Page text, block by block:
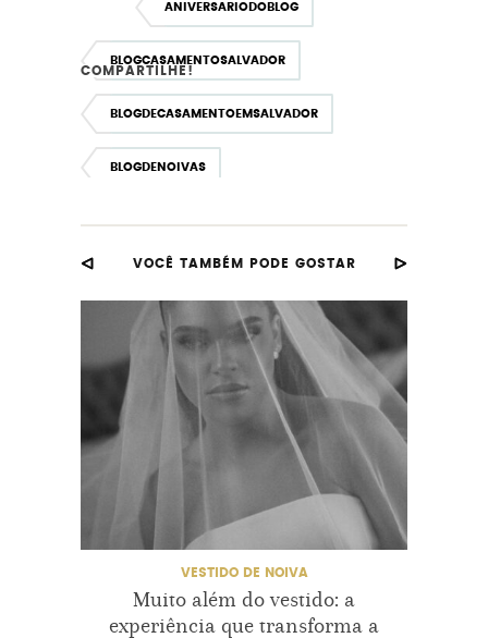
ANIVERSARIODOBLOG
BLOGCASAMENTOSALVADOR
BLOGDECASAMENTOEMSALVADOR
BLOGDENOIVAS
VESTIDODENOIVA VESTIDOS
VESTIDOSDENOIVA
COMPARTILHE!
VOCÊ TAMBÉM PODE GOSTAR
VESTIDO DE NOIVA
Muito além do vestido: a
experiência que transforma a